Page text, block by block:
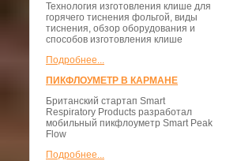
Технология изготовления клише для
горячего тиснения фольгой, виды
тиснения, обзор оборудования и
способов изготовления клише
Подробнее...
ПИКФЛОУМЕТР В КАРМАНЕ
Британский стартап Smart
Respiratory Products разработал
мобильный пикфлоуметр Smart Peak
Flow
Подробнее...